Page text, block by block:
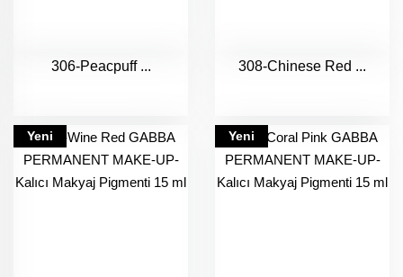
306-Peacpuff ... 308-Chinese Red ...
Yeni Yeni